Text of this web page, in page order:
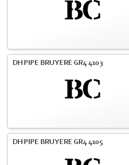
DH PIPE BRUYERE GR4 4103
DH PIPE BRUYERE GR4 4105